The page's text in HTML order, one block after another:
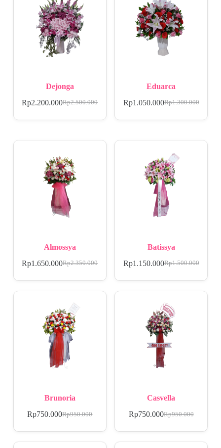
Dejonga
Rp2.500.000
Rp2.200.000
Eduarca
Rp1.300.000
Rp1.050.000
Almossya
Rp2.350.000
Rp1.650.000
Batissya
Rp1.500.000
Rp1.150.000
Brunoria
Rp950.000
Rp750.000
Casvella
Rp950.000
Rp750.000